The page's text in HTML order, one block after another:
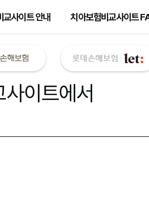
교사이트 안내 치아보험비교사이트
사이트에서